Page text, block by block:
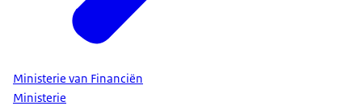
Ministerie van Financiën
Ministerie